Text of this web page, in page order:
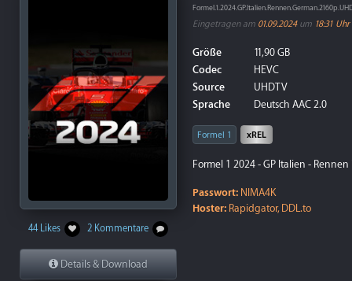
44 Likes 2 Kommentare
Details & Download
Eingetragen am 01.09.2024um 18:31 Uhr
Größe
11,90 GB
Codec
HEVC
Source
UHDTV
Sprache
Deutsch AAC 2.0
Formel 1 xREL
Formel 1 2024 - GP Italien -
Passwort: NIMA4K
Hoster: Rapidgator, DDL.to